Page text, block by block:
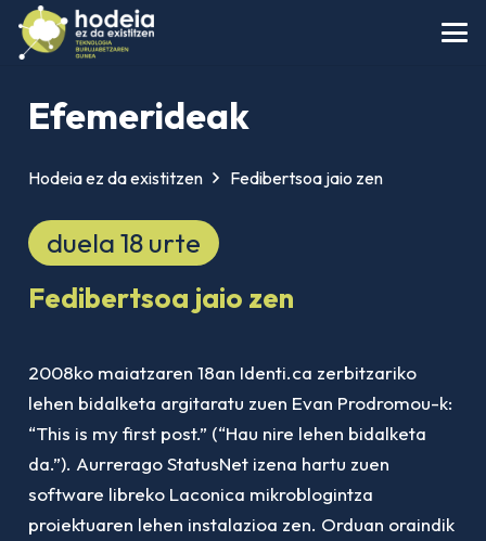
Efemerideak
Hodeia ez da existitzen Fedibertsoa jaio zen
duela 18 urte
Fedibertsoa jaio zen
2008ko maiatzaren 18an Identi.ca zerbitzariko
lehen bidalketa argitaratu zuen Evan Prodromou-k:
“This is my first post.” (“Hau nire lehen bidalketa
da.”). Aurrerago StatusNet izena hartu zuen
software libreko Laconica mikroblogintza
proiektuaren lehen instalazioa zen. Orduan oraindik